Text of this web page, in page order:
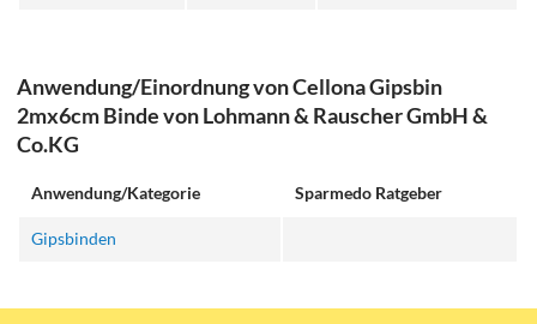
Anwendung/Einordnung von Cellona Gipsbin
2mx6cm Binde von Lohmann & Rauscher GmbH &
Co.KG
Anwendung/Kategorie Sparmedo Ratgeber
Gipsbinden